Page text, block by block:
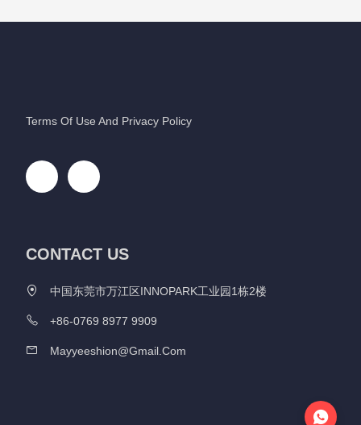
Terms Of Use And Privacy Policy
CONTACT US
中国东莞市万江区INNOPARK工业园1栋2楼
+86-0769 8977 9909
Mayyeeshion@gmail.com